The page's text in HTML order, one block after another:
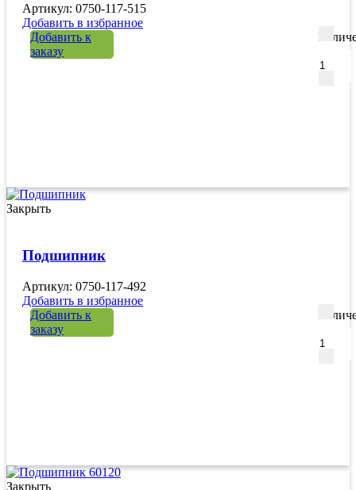
Артикул: 0750-117-515
Добавить в избранное
Добавить к
заказу
Закрыть
Подшипник
Артикул: 0750-117-492
Добавить в избранное
Добавить к
заказу
Закрыть